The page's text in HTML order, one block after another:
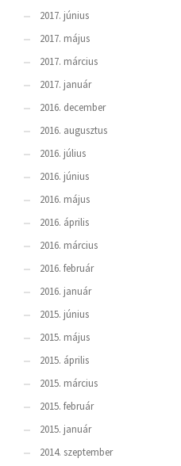
2017. június
2017. május
2017. március
2017. január
2016. december
2016. augusztus
2016. július
2016. június
2016. május
2016. április
2016. március
2016. február
2016. január
2015. június
2015. május
2015. április
2015. március
2015. február
2015. január
2014. szeptember